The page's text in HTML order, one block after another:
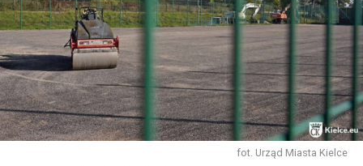
fot. Urząd Miasta Kielce